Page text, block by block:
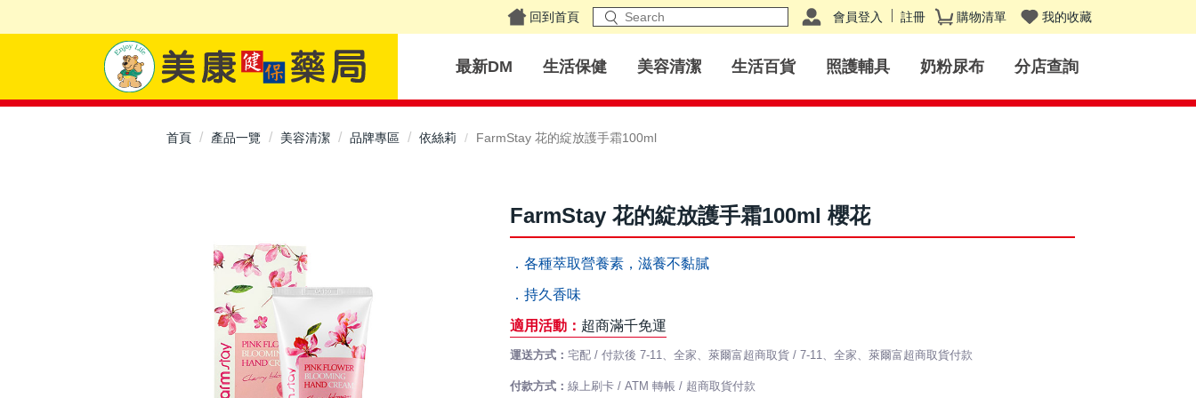
回到首頁 會員登入 註冊 購物清單 我的收藏
最新DM 生活保健 美容清潔 生活百貨 照護輔具 奶粉尿布 分店查詢
首頁 產品一覽 美容清潔 品牌專區 依絲莉 FarmStay 花的綻放護手霜100ml
FarmStay 花的綻放護手霜100ml 櫻花
．各種萃取營養素，滋養不黏膩
．持久香味
適用活動： 超商滿千免運
運送方式： 宅配 / 付款後 7-11、全家、萊爾富超商取貨 / 7-11、全家、萊爾富超商取貨付款
付款方式： 線上刷卡 / ATM 轉帳 / 超商取貨付款